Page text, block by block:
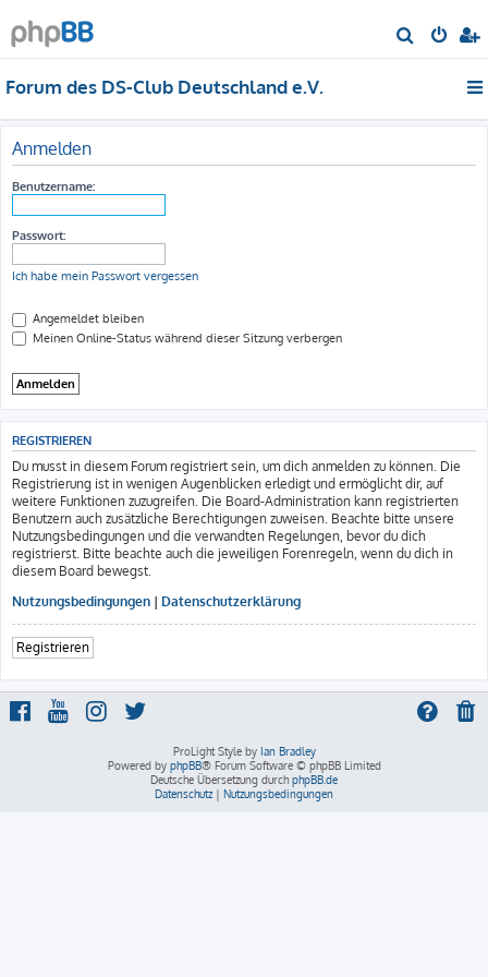
u
Forum des DS-Club Deutschland e.V.
Anmelden
Benutzername:
Passwort:
Ich habe mein Passwort vergessen
Angemeldet bleiben
Meinen Online-Status während dieser Sitzung verbergen
REGISTRIEREN
Du musst in diesem Forum registriert sein, um dich anmelden zu können. Die
Registrierung ist in wenigen Augenblicken erledigt und ermöglicht dir, auf
weitere Funktionen zuzugreifen. Die Board-Administration kann registrierten
Benutzern auch zusätzliche Berechtigungen zuweisen. Beachte bitte unsere
Nutzungsbedingungen und die verwandten Regelungen, bevor du dich
registrierst. Bitte beachte auch die jeweiligen Forenregeln, wenn du dich in
diesem Board bewegst.
Nutzungsbedingungen | Datenschutzerklärung
Registrieren
ProLight Style by Ian Bradley
Powered by phpBB® Forum Software © phpBB Limited
Deutsche Übersetzung durch phpBB.de
Datenschutz | Nutzungsbedingungen